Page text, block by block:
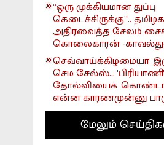
“ஒரு முக்கியமான துப்பு
கெடைச்சிருக்கு”..
அதிரவைத்த சேலம்
கொலைகாரன் -
செவ்வாய்க்கிழமையா
செம சேல்ஸ்... 'பிரியாணி'
தோல்வியைக்
என்ன காரணமுன்னு
மேலும்